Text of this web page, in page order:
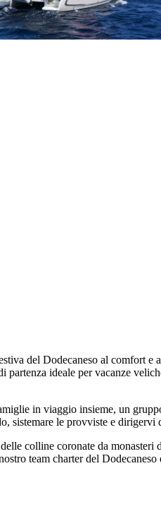
del Dodecaneso al comfort
ideale per vacanze
in viaggio insieme, un
sistemare le provviste e dirigervi
colline coronate da monasteri
team charter del Dodecaneso